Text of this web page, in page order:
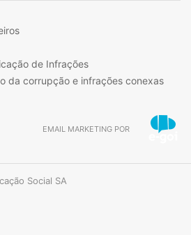
de Infrações
da corrupção e infrações conexas
EMAIL MARKETING POR
Social SA